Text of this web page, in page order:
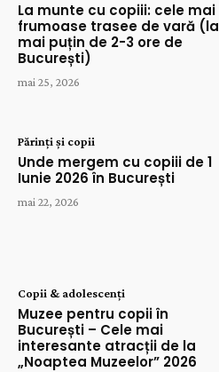
La munte cu copiii: cele mai
frumoase trasee de vară (la
mai puțin de 2-3 ore de
București)
mai 25, 2026
Părinți și copii
Unde mergem cu copiii de 1
Iunie 2026 în București
mai 22, 2026
Copii & adolescenți
Muzee pentru copii în
București – Cele mai
interesante atracții de la
„Noaptea Muzeelor” 2026